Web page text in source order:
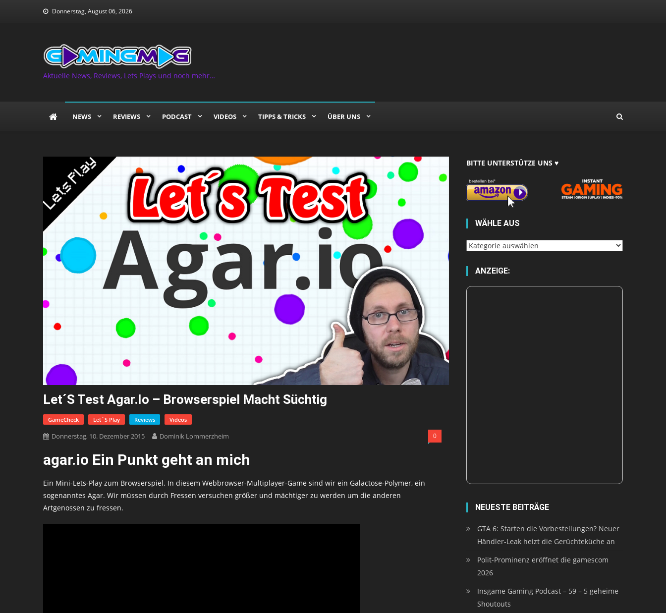
Donnerstag, August 06, 2026
Aktuelle News, Reviews, Lets Plays und noch mehr…
NEWS REVIEWS PODCAST VIDEOS TIPPS & TRICKS ÜBER UNS
Let´s Test Agar.io – Browserspiel Macht Süchtig
GameCheck Let´s Play Reviews Videos
Donnerstag, 10. Dezember 2015 Dominik Lommerzheim 0
agar.io Ein Punkt geht an mich
Ein Mini-Lets-Play zum Browserspiel. In diesem Webbrowser-Multiplayer-Game sind wir ein Galactose-Polymer, ein
sogenanntes Agar. Wir müssen durch Fressen versuchen größer und mächtiger zu werden um die anderen
Artgenossen zu fressen.
BITTE UNTERSTÜTZE UNS ♥
WÄHLE AUS
Wähle
ANZEIGE:
NEUESTE BEITRÄGE
GTA 6: Starten die Vorbestellungen? Neuer
Händler-Leak heizt die Gerüchteküche an
Polit-Prominenz eröffnet die gamescom
2026
Insgame Gaming Podcast – 59 – 5 geheime
Shoutouts